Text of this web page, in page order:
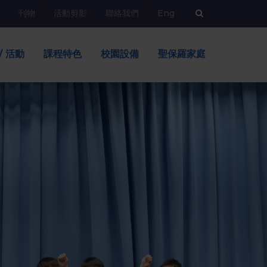
刊物 活動剪影 聯絡我們 Eng
活動 課程特色 校園設備 聖保羅家庭